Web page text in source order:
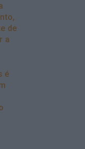
de
a
é